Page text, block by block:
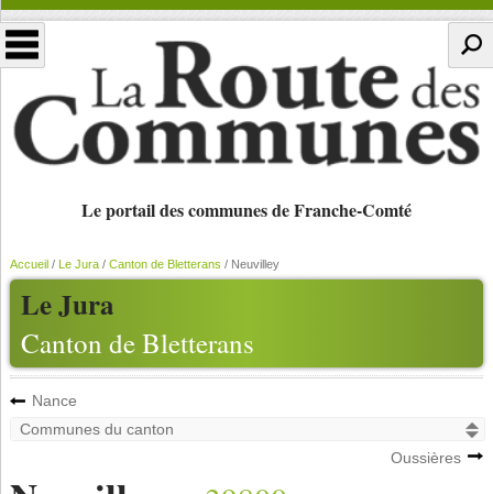
Le portail des communes de Franche-Comté
Le Jura
Canton de Bletterans
Accueil/ Le Jura/ Canton de Bletterans / Neuvilley
Nance
Oussières